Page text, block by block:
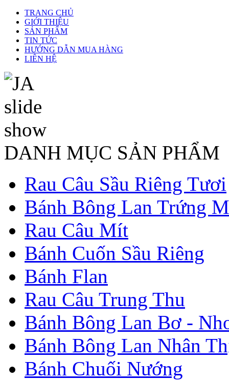
TRANG CHỦ
GIỚI THIỆU
SẢN PHẨM
TIN TỨC
HƯỚNG DẪN MUA HÀNG
LIÊN HỆ
DANH MỤC SẢN PHẨM
Rau Câu Sầu Riêng Tươi
Bánh Bông Lan Trứng
Rau Câu Mít
Bánh Cuốn Sầu Riêng
Bánh Flan
Rau Câu Trung Thu
Bánh Bông Lan Bơ -
Bánh Bông Lan Nhân
Bánh Chuối Nướng